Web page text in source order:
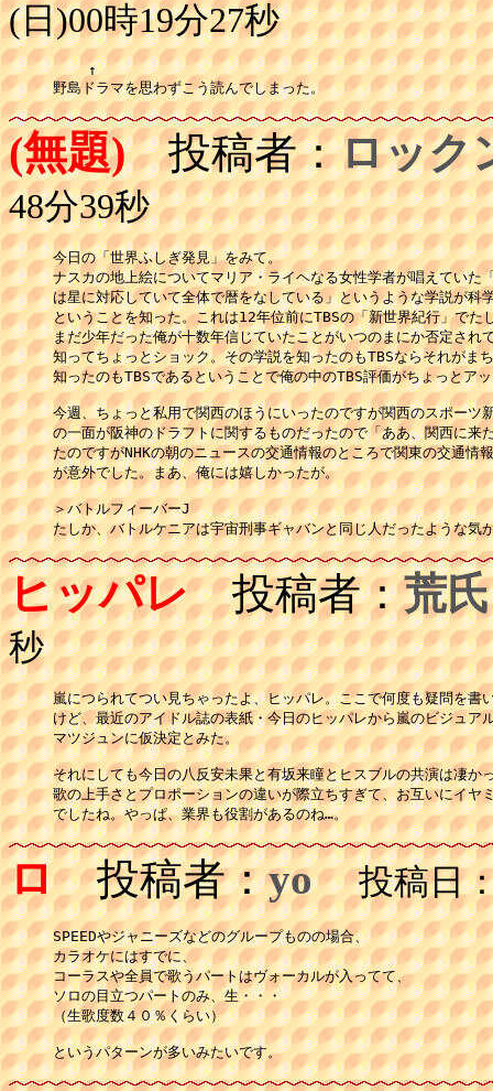
(日)00時19分27秒
    ↑
(無題)投稿者：ロック
48分39秒
今日の「世界ふしぎ発見」をみて。
ナスカの地上絵についてマリア・ライヘなる女性学者が唱えていた
は星に対応していて全体で暦をなしている」というような学説が科
ということを知った。これは12年位前にTBSの「新世界紀行」でた
まだ少年だった俺が十数年信じていたことがいつのまにか否定され
知ってちょっとショック。その学説を知ったのもTBSならそれがま
知ったのもTBSであるということで俺の中のTBS評価がちょっとア
今週、ちょっと私用で関西のほうにいったのですが関西のスポーツ
の一面が阪神のドラフトに関するものだったので「ああ、関西に来
たのですがNHKの朝のニュースの交通情報のところで関東の交通情
が意外でした。まあ、俺には嬉しかったが。
＞バトルフィーバーJ
ヒッパレ投稿者：荒氏
秒
嵐につられてつい見ちゃったよ、ヒッパレ。ここで何度も疑問を書
けど、最近のアイドル誌の表紙・今日のヒッパレから嵐のビジュア
マツジュンに仮決定とみた。
それにしても今日の八反安未果と有坂来瞳とヒスブルの共演は凄か
歌の上手さとプロポーションの違いが際立ちすぎて、お互いにイヤ
でしたね。やっぱ、業界も役割があるのね…。
ロ投稿者：yo 投稿日：
SPEEDやジャニーズなどのグループものの場合、
カラオケにはすでに、
コーラスや全員で歌うパートはヴォーカルが入ってて、
ソロの目立つパートのみ、生・・・
（生歌度数４０％くらい）
というパターンが多いみたいです。